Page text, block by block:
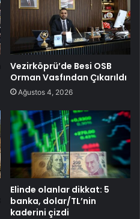
Vezirköprü’de Besi OSB
Orman Vasfından Çıkarıldı
Ağustos 4, 2026
Elinde olanlar dikkat: 5
banka, dolar/TL’nin
kaderini çizdi